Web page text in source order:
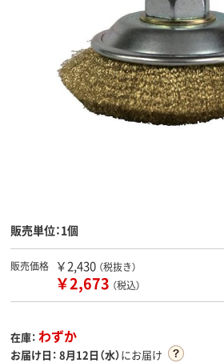
販売単位：1個
販売価格 ￥2,430 （税抜き）
￥2,673 （税込）
在庫： わずか
お届け日： 8月12日（水）にお届け